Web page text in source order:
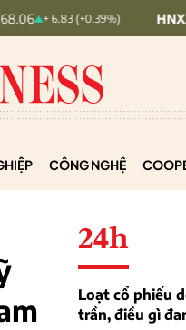
+ 6.83 (+0.39%) HNX30: 455.12
CÔNG NGHỆ
24h
Loạt cổ phiếu
trần, điều gì